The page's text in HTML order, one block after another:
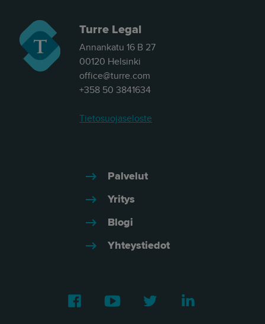
Turre Legal
Annankatu 16 B 27
00120 Helsinki
office@turre.com
+358 50 3841634
Tietosuojaseloste
Palvelut
Yritys
Blogi
Yhteystiedot
Facebook Youtube Twitter
- Herkko Hietanen